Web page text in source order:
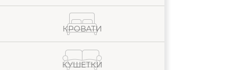
КРОВАТИ
КУШЕТКИ